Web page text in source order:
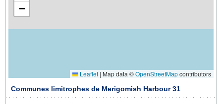
−
Leaflet | Map data ©OpenStreetMapcontributors
Communes limitrophes de Merigomish Harbour 31